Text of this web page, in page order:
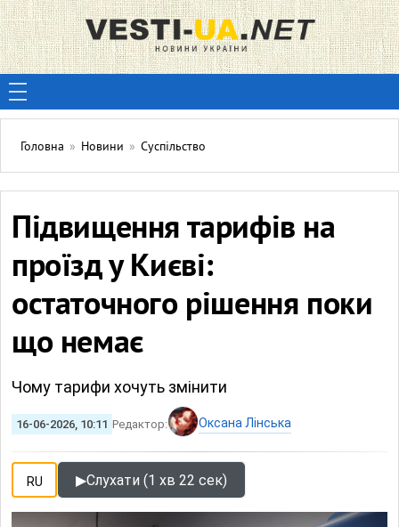
Головна » Новини » Суспільство
Підвищення тарифів на
проїзд у Києві:
остаточного рішення поки
що немає
Чому тарифи хочуть змінити
16-06-2026, 10:11 Редактор: Оксана Лінська
RU ▶Слухати (1 хв 22 сек)